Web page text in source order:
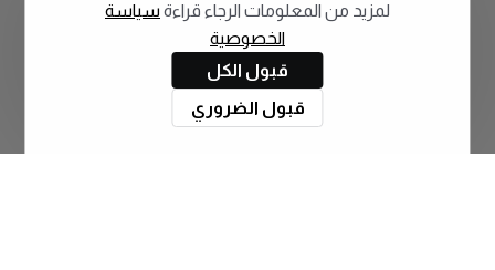
لمزيد من المعلومات الرجاء قراءة سياسة
الخصوصية
قبول الكل
قبول الضروري